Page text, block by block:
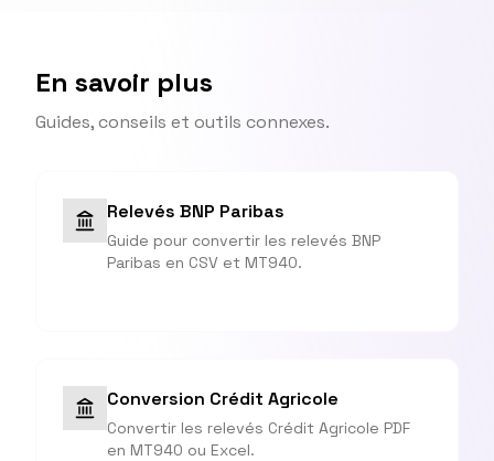
En savoir plus
Guides, conseils et outils connexes.
Relevés BNP Paribas
Guide pour convertir les relevés BNP
Paribas en CSV et MT940.
Conversion Crédit Agricole
Convertir les relevés Crédit Agricole PDF
en MT940 ou Excel.